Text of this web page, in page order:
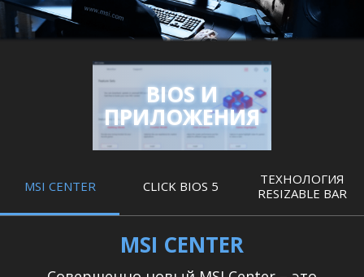
BIOS И
ПРИЛОЖЕНИЯ
MSI CENTER CLICK BIOS 5
ТЕХНОЛОГИЯ
RESIZABLE BAR
MSI CENTER